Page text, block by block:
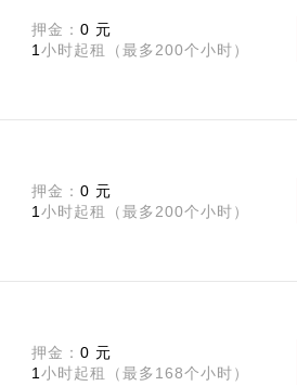
押金： 0 元
1 小时起租（最多200个小时）
押金： 0 元
1 小时起租（最多200个小时）
押金： 0 元
1 小时起租（最多168个小时）